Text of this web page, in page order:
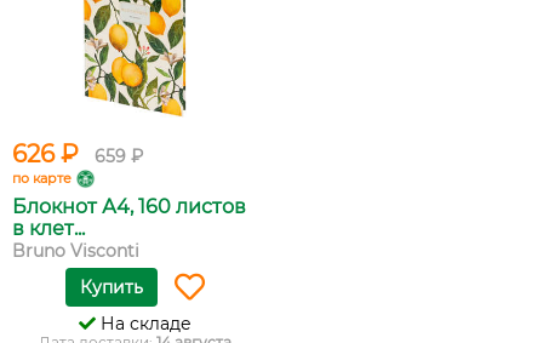
626 ₽ 659 ₽
по карте
Блокнот А4, 160 листов
в клет...
Bruno Visconti
Купить
На складе